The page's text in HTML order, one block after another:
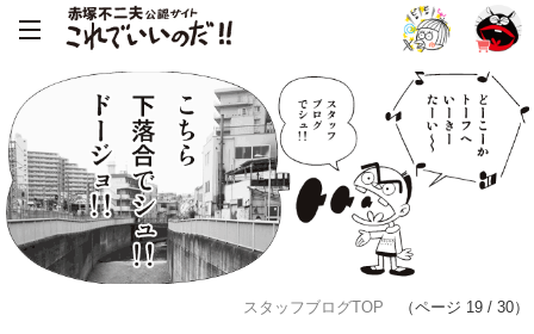
スタッフブログTOP （ページ 19 / 30）